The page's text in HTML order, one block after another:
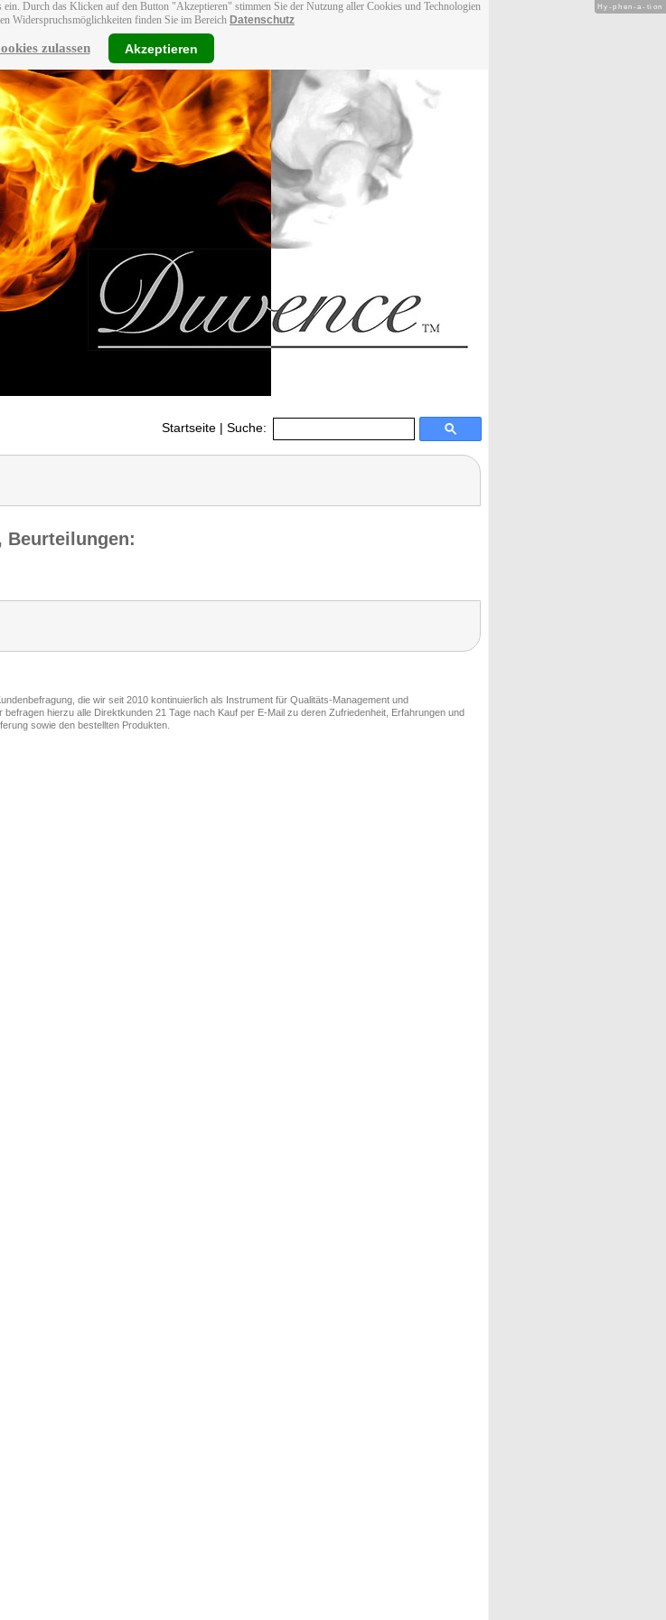
Durch das Klicken auf den Button "Akzeptieren" stimmen Sie der Nutzung aller Cookies und Technologien
Widerspruchsmöglichkeiten finden Sie im Bereich Datenschutz
zulassen Akzeptieren
Startseite | Suche:
Beurteilungen:
die wir seit 2010 kontinuierlich als Instrument für Qualitäts-Management und
hierzu alle Direktkunden 21 Tage nach Kauf per E-Mail zu deren Zufriedenheit, Erfahrungen und
sowie den bestellten Produkten.
Hy-phen-a-tion